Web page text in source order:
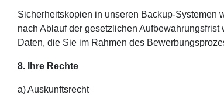
Sicherheitskopien in unseren Backup-Systemen
nach Ablauf der gesetzlichen Aufbewahrungsfrist
Daten, die Sie im Rahmen des
8. Ihre Rechte
a) Auskunftsrecht